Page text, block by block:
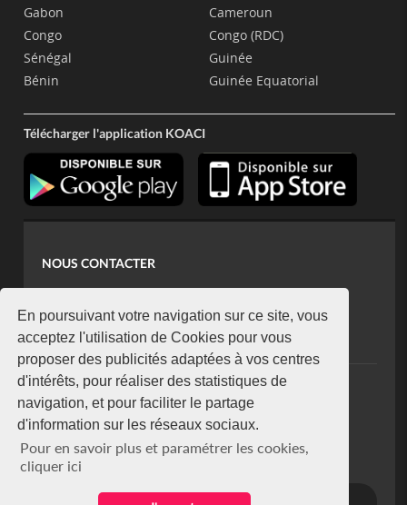
En poursuivant votre navigation sur ce site, vous
acceptez l'utilisation de Cookies pour vous
proposer des publicités adaptées à vos centres
d'intérêts, pour réaliser des statistiques de
navigation, et pour faciliter le partage
d'information sur les réseaux sociaux.
Pour en savoir plus et paramétrer les cookies,
cliquer ici
Gabon
Congo
Sénégal
Bénin
Cameroun
Congo (RDC)
Guinée
Guinée Equatorial
Télécharger l'application KOACI
NOUS CONTACTER
koaci@yahoo.fr
+225 07 08 85 52 93
NEWSLETTER
Restez connecté via notre newsletter
S'abonner
Se désabonner